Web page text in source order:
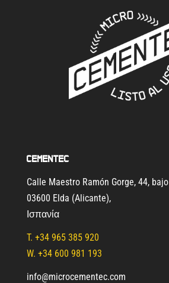
Cementec
Calle Maestro Ramón Gorge, 44, bajo
03600 Elda (Alicante),
Ισπανία
T. +34 965 385 920
W. +34 600 981 193
info@microcementec.com